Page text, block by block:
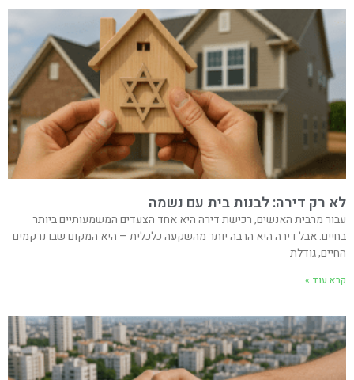
לא רק דירה: לבנות בית עם נשמה
עבור מרבית האנשים, רכישת דירה היא אחד הצעדים המשמעותיים ביותר
בחיים. אבל דירה היא הרבה יותר מהשקעה כלכלית – היא המקום שבו נרקמים
החיים, גודלת
קרא עוד »